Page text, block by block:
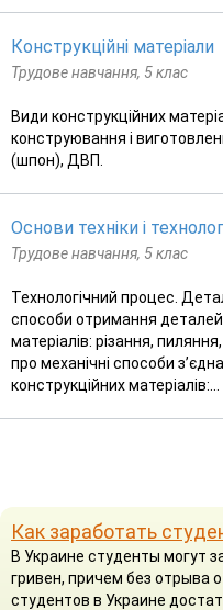
Конструкційні матеріали
Трудове навчання, 5 клас
Види конструкційних
конструювання і
(шпон), ДВП.
Основи техніки і
Трудове навчання, 5 клас
Технологічний процес.
способи отримання деталей
матеріалів: різання,
про механічні способи
конструкційних матеріалів:...
Как заработать
В Украине студенты могут
гривен, причем без отрыва
студентов в Украине